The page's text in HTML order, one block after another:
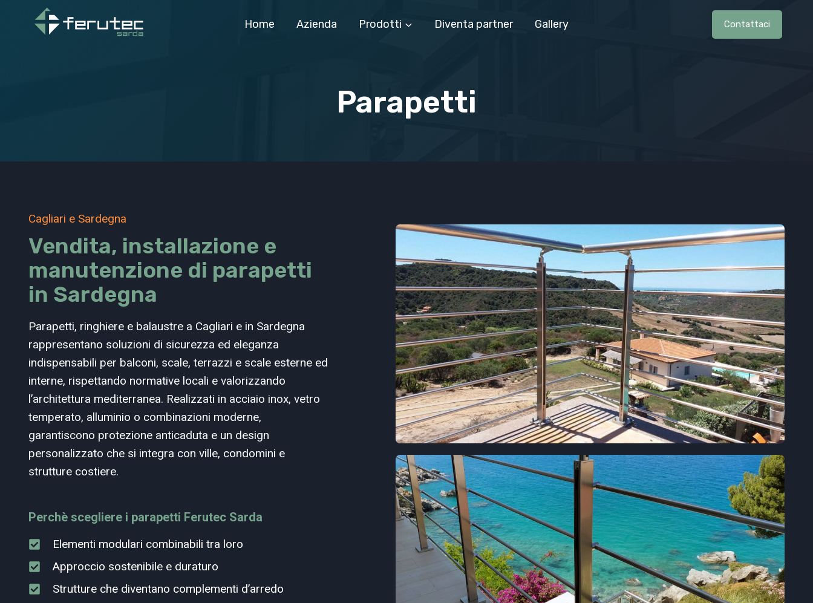
Home Azienda Prodotti Diventa partner Gallery Contattaci
Parapetti
Cagliari e Sardegna
Vendita, installazione e
manutenzione di parapetti
in Sardegna
Parapetti, ringhiere e balaustre a Cagliari e in Sardegna
rappresentano soluzioni di sicurezza ed eleganza
indispensabili per balconi, scale, terrazzi e scale esterne ed
interne, rispettando normative locali e valorizzando
l’architettura mediterranea. Realizzati in acciaio inox, vetro
temperato, alluminio o combinazioni moderne,
garantiscono protezione anticaduta e un design
personalizzato che si integra con ville, condomini e
strutture costiere.
Perchè scegliere i parapetti Ferutec Sarda
Elementi modulari combinabili tra loro
Approccio sostenibile e duraturo
Strutture che diventano complementi d’arredo